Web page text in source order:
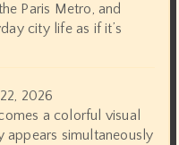
Paris Metro, and
city life as if it’s
2026
a colorful visual
appears simultaneously